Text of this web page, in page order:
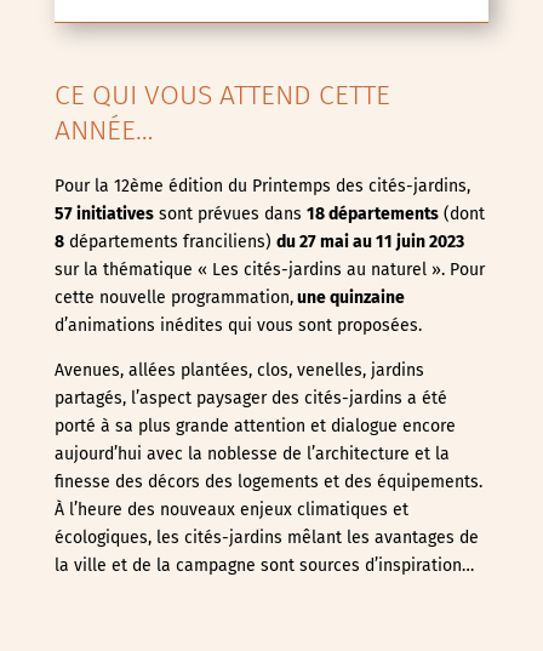
CE QUI VOUS ATTEND CETTE
ANNÉE…
Pour la 12ème édition du Printemps des cités-jardins,
57 initiativessont prévues dans 18 départements(dont
8départements franciliens) du 27 mai au 11 juin2023
sur la thématique « Les cités-jardins au naturel ». Pour
cette nouvelle programmation,une quinzaine
d’animations inédites qui vous sont proposées.
Avenues, allées plantées, clos, venelles, jardins
partagés, l’aspect paysager des cités-jardins a été
porté à sa plus grande attention et dialogue encore
aujourd’hui avec la noblesse de l’architecture et la
finesse des décors des logements et des équipements.
À l’heure des nouveaux enjeux climatiques et
écologiques, les cités-jardins mêlant les avantages de
la ville et de la campagne sont sources d’inspiration…